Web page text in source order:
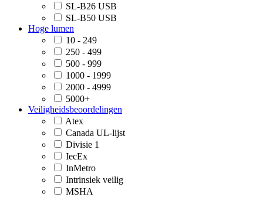
SL-B26 USB
SL-B50 USB
Hoge lumen
10 - 249
250 - 499
500 - 999
1000 - 1999
2000 - 4999
5000+
Veiligheidsbeoordelingen
Atex
Canada UL-lijst
Divisie 1
IecEx
InMetro
Intrinsiek veilig
MSHA